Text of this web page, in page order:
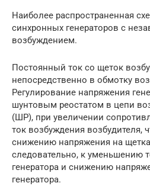
Наиболее распространенная
синхронных генераторов с
возбуждением.
Постоянный ток со щеток
непосредственно в обмотку
Регулирование напряжения
шунтовым реостатом в цепи
(ШР), при увеличении
ток возбуждения возбудителя,
снижению напряжения на
следовательно, к уменьшению
генератора и снижению
генератора.